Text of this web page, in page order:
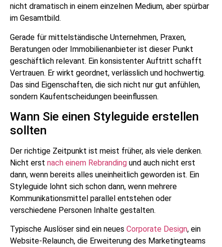
nicht dramatisch in einem einzelnen Medium, aber spürbar
im Gesamtbild.
Gerade für mittelständische Unternehmen, Praxen,
Beratungen oder Immobilienanbieter ist dieser Punkt
geschäftlich relevant. Ein konsistenter Auftritt schafft
Vertrauen. Er wirkt geordnet, verlässlich und hochwertig.
Das sind Eigenschaften, die sich nicht nur gut anfühlen,
sondern Kaufentscheidungen beeinflussen.
Wann Sie einen Styleguide erstellen
sollten
Der richtige Zeitpunkt ist meist früher, als viele denken.
Nicht erst nach einem Rebranding und auch nicht erst
dann, wenn bereits alles uneinheitlich geworden ist. Ein
Styleguide lohnt sich schon dann, wenn mehrere
Kommunikationsmittel parallel entstehen oder
verschiedene Personen Inhalte gestalten.
Typische Auslöser sind ein neues Corporate Design, ein
Website-Relaunch, die Erweiterung des Marketingteams